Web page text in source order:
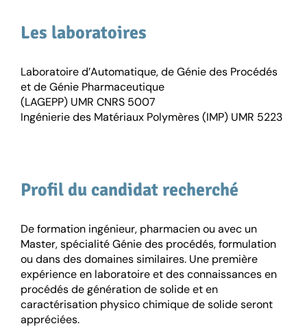
Les laboratoires
Laboratoire d’Automatique, de Génie des Procédés
et de Génie Pharmaceutique
(LAGEPP) UMR CNRS 5007
Ingénierie des Matériaux Polymères (IMP) UMR 5223
Profil du candidat recherché
De formation ingénieur, pharmacien ou avec un
Master, spécialité Génie des procédés, formulation
ou dans des domaines similaires. Une première
expérience en laboratoire et des connaissances en
procédés de génération de solide et en
caractérisation physico chimique de solide seront
appréciées.